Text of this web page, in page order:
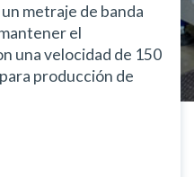
metraje de banda
el
una velocidad de 150
producción de